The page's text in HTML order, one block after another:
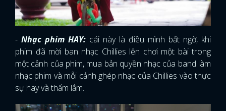
- Nhạc phim HAY: cái này là điều mình bất ngờ, khi
phim đã mời ban nhạc Chillies lên chơi một bài trong
một cảnh của phim, mua bản quyền nhạc của band làm
nhạc phim và mỗi cảnh ghép nhạc của Chillies vào thực
sự hay và thấm lắm.